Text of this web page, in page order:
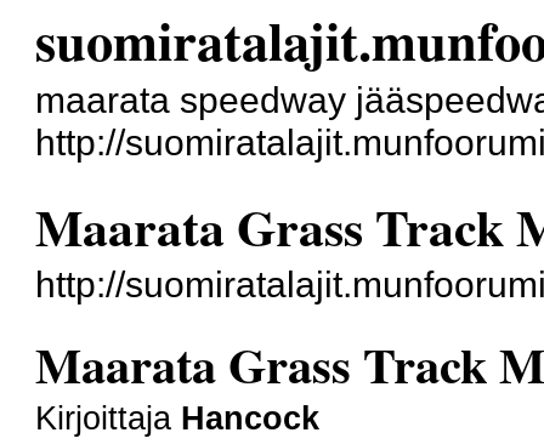
maarata speedway
http://
Maarata Grass Track
http://
Maarata Grass Track
Kirjoittaja Hancock